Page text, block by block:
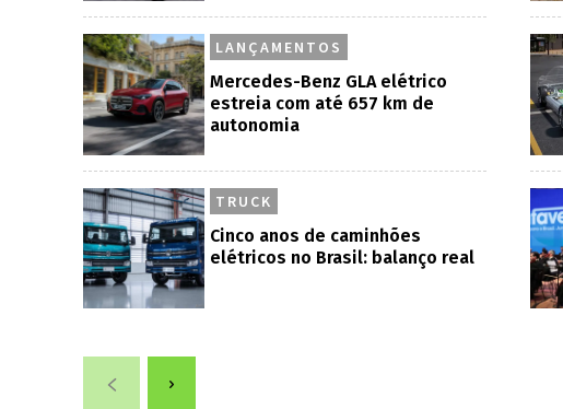
LANÇAMENTOS
Mercedes-Benz GLA elétrico
estreia com até 657 km de
autonomia
TRUCK
Cinco anos de caminhões
elétricos no Brasil: balanço real